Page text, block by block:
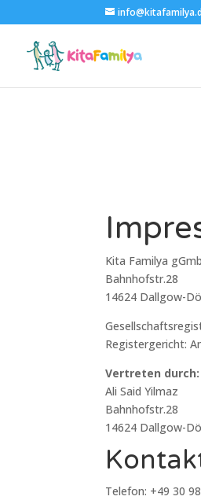
Kita Familya
Bahnhofstr.28
14624 Dallgow-
Registergericht:
Vertreten durch:
Ali Said Yilmaz
Bahnhofstr.28
14624 Dallgow-
Telefon: +49 30